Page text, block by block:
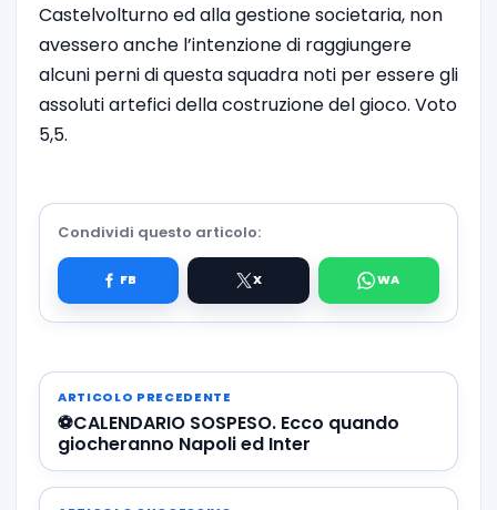
Castelvolturno ed alla gestione societaria, non
avessero anche l’intenzione di raggiungere
alcuni perni di questa squadra noti per essere gli
assoluti artefici della costruzione del gioco. Voto
5,5.
Condividi questo articolo:
ARTICOLO PRECEDENTE
⚽️CALENDARIO SOSPESO. Ecco quando
giocheranno Napoli ed Inter